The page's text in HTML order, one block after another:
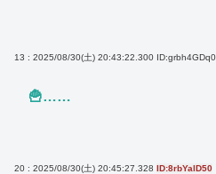
13 : 2025/08/30(土) 20:43:22.300 ID:grbh4GDq0
🍟……
20 : 2025/08/30(土) 20:45:27.328 ID:8rbYalD50